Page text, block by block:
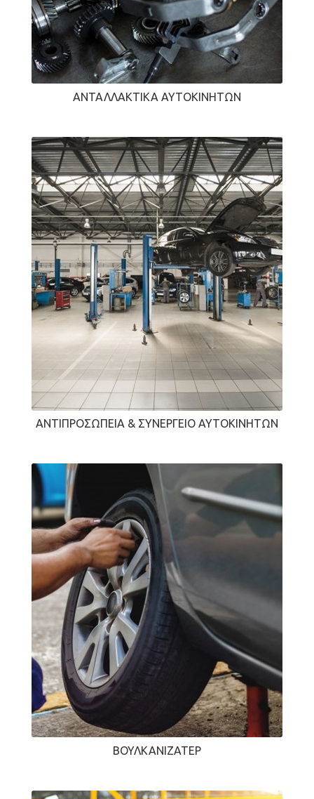
ΑΝΤΑΛΛΑΚΤΙΚΆ ΑΥΤΟΚΙΝΉΤΩΝ
ΑΝΤΙΠΡΟΣΩΠΕΊΑ & ΣΥΝΕΡΓΕΊΟ ΑΥΤΟΚΙΝΉΤΩΝ
ΒΟΥΛΚΑΝΙΖΑΤΈΡ